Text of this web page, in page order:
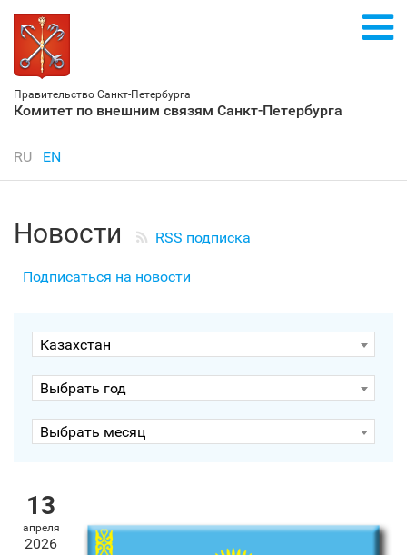
Правительство Санкт‑Петербурга
Комитет по внешним связям Санкт‑Петербурга
RU EN
Новости RSS подписка
Подписаться на новости
Казахстан
Выбрать год
Выбрать месяц
13
апреля
2026